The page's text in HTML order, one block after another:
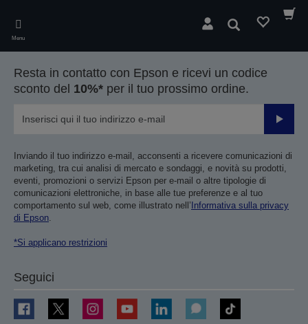
main
content
Menu
Cerca
Resta in contatto con Epson e ricevi un codice
sconto del 10%* per il tuo prossimo ordine.
Invia
Inviando il tuo indirizzo e-mail, acconsenti a ricevere comunicazioni di
marketing, tra cui analisi di mercato e sondaggi, e novità su prodotti,
eventi, promozioni o servizi Epson per e-mail o altre tipologie di
comunicazioni elettroniche, in base alle tue preferenze e al tuo
comportamento sul web, come illustrato nell’ Informativa sulla privacy
di Epson.
*Si applicano restrizioni
Seguici